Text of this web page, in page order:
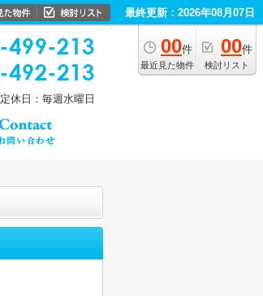
最終更新：2026年08月07日
00件
最近見た物件
00件
検討リスト
定休日：毎週水曜日